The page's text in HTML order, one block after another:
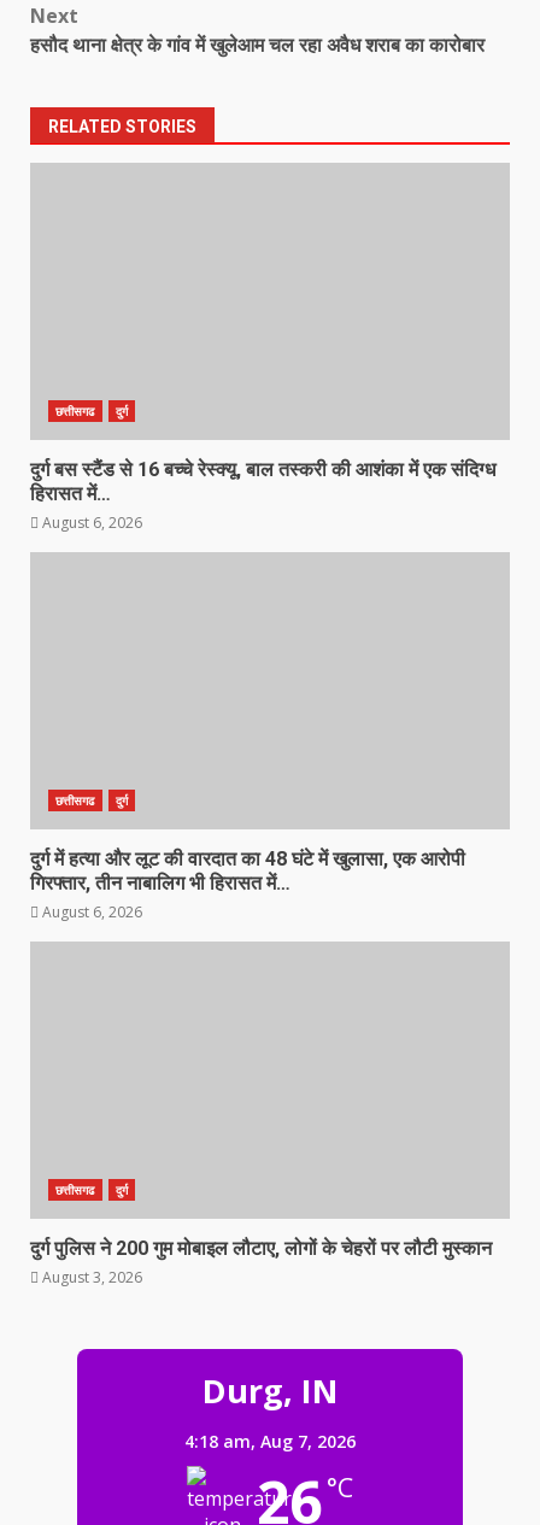
Next
हसौद थाना क्षेत्र के गांव में खुलेआम चल रहा अवैध शराब का कारोबार
RELATED STORIES
छत्तीसगढ दुर्ग
दुर्ग बस स्टैंड से 16 बच्चे रेस्क्यू, बाल तस्करी की आशंका में एक संदिग्ध
हिरासत में…
August 6, 2026
छत्तीसगढ दुर्ग
दुर्ग में हत्या और लूट की वारदात का 48 घंटे में खुलासा, एक आरोपी
गिरफ्तार, तीन नाबालिग भी हिरासत में…
August 6, 2026
छत्तीसगढ दुर्ग
दुर्ग पुलिस ने 200 गुम मोबाइल लौटाए, लोगों के चेहरों पर लौटी मुस्कान
August 3, 2026
Durg, IN
4:18 am, Aug 7, 2026
26°C